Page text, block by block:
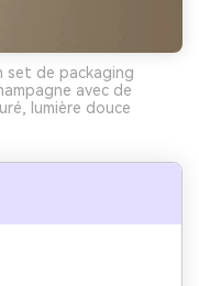
set de packaging
avec de
lumière douce